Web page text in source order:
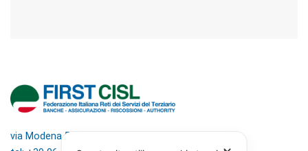
via Modena 5, 00184 Roma